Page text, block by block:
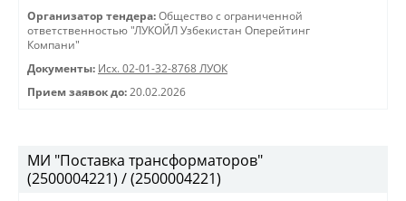
Организатор тендера: Общество с ограниченной
ответственностью "ЛУКОЙЛ Узбекистан Оперейтинг
Компани"
Документы: Исх. 02-01-32-8768 ЛУОК
Прием заявок до: 20.02.2026
МИ "Поставка трансформаторов"
(2500004221) / (2500004221)